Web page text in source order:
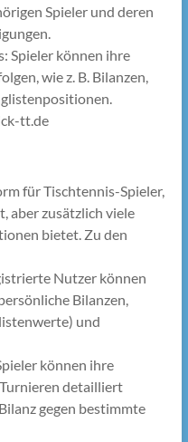
Spieler und deren
Spieler können ihre
wie z. B. Bilanzen,
tt.de
für Tischtennis-Spieler,
aber zusätzlich viele
bietet. Zu den
Nutzer können
Bilanzen,
und
können ihre
detailliert
gegen bestimmte